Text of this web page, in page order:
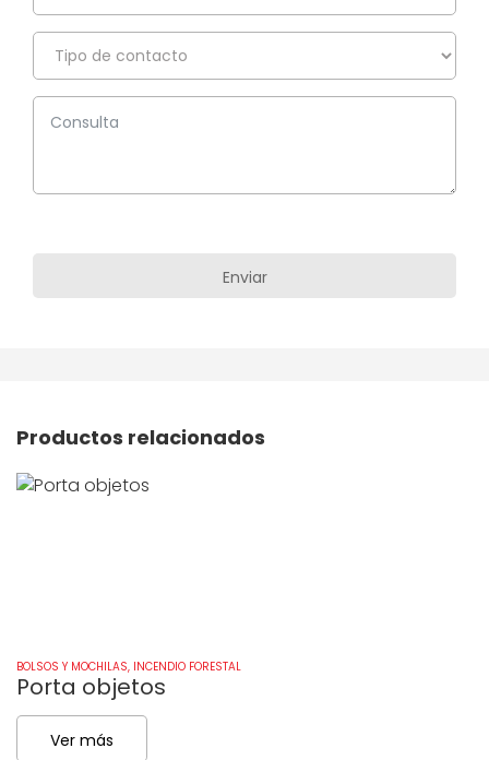
Productos relacionados
BOLSOS Y MOCHILAS, INCENDIO FORESTAL
Porta objetos
Ver más